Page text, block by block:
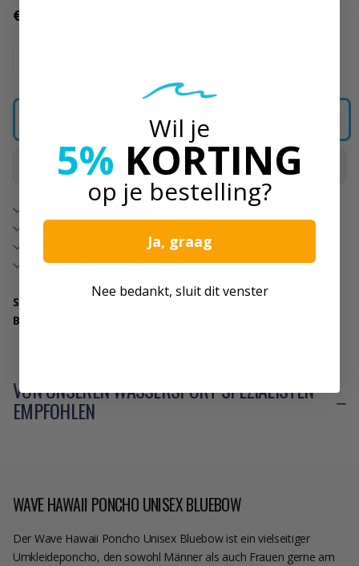
€64,90
Weer beschikbaar? Laat het me weten
Niet op voorraad in de megastore
14 Tage Widerrufsrecht
Rechnungskauf möglich
Versand mit DHL & DPD
Ein echtes Familienunternehmen
SKU:
Barcode:
VON UNSEREN WASSERSPORT SPEZIALISTEN
EMPFOHLEN
WAVE HAWAII PONCHO UNISEX BLUEBOW
Der Wave Hawaii Poncho Unisex Bluebow ist ein vielseitiger
Umkleideponcho, den sowohl Männer als auch Frauen gerne am
Wil je
5% KORTING
op je bestelling?
Ja, graag
Nee bedankt, sluit dit venster